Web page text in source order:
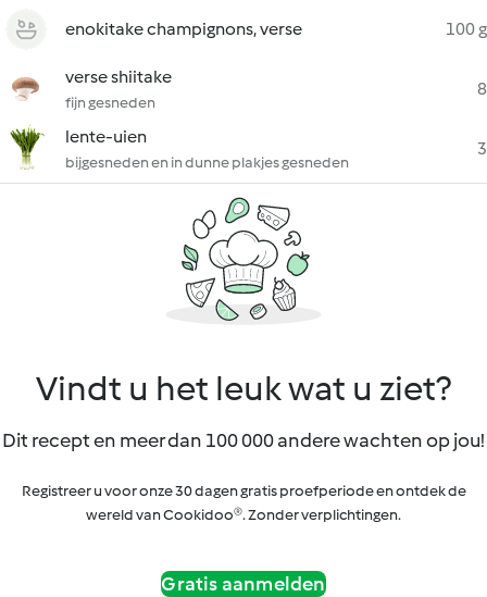
enokitake champignons, verse 100 g
verse shiitake
fijn gesneden
8
lente-uien
bijgesneden en in dunne plakjes gesneden
3
Vindt u het leuk wat u ziet?
Dit recept en meer dan 100 000 andere wachten op jou!
Registreer u voor onze 30 dagen gratis proefperiode en ontdek de
wereld van Cookidoo®. Zonder verplichtingen.
Gratis aanmelden